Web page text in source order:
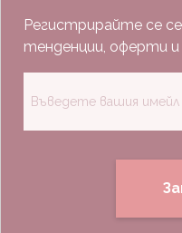
Регистрирайте се
тенденции, оферти